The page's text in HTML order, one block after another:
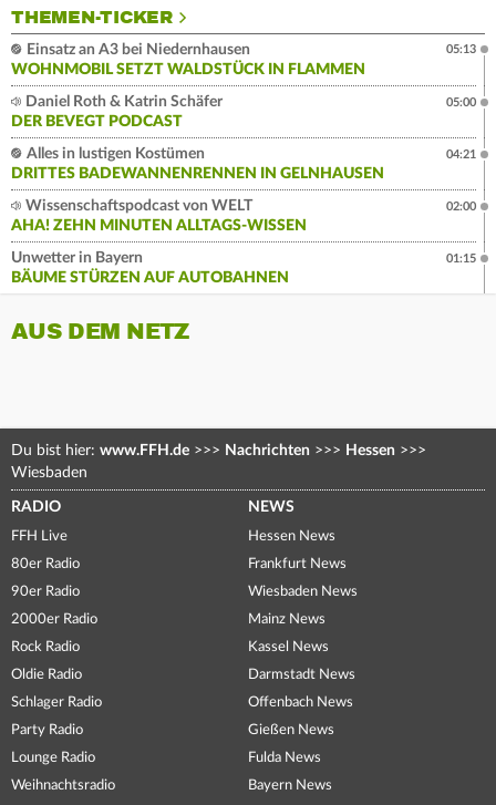
THEMEN-TICKER
Einsatz an A3 bei Niedernhausen
WOHNMOBIL SETZT WALDSTÜCK IN FLAMMEN
05:13
Daniel Roth & Katrin Schäfer
DER BEVEGT PODCAST
05:00
Alles in lustigen Kostümen
DRITTES BADEWANNENRENNEN IN GELNHAUSEN
04:21
Wissenschaftspodcast von WELT
AHA! ZEHN MINUTEN ALLTAGS-WISSEN
02:00
Unwetter in Bayern
BÄUME STÜRZEN AUF AUTOBAHNEN
01:15
AUS DEM NETZ
Du bist hier: www.FFH.de >>> Nachrichten >>> Hessen >>>
Wiesbaden
RADIO
FFH Live
80er Radio
90er Radio
2000er Radio
Rock Radio
Oldie Radio
Schlager Radio
Party Radio
Lounge Radio
Weihnachtsradio
NEWS
Hessen News
Frankfurt News
Wiesbaden News
Mainz News
Kassel News
Darmstadt News
Offenbach News
Gießen News
Fulda News
Bayern News